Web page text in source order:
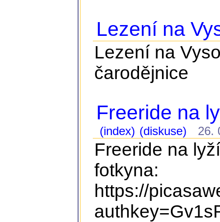
Lezení na
Lezení na
čarodějnice
Freeride na
(index) (diskuse) 26.
Freeride na
fotkyna:
https://